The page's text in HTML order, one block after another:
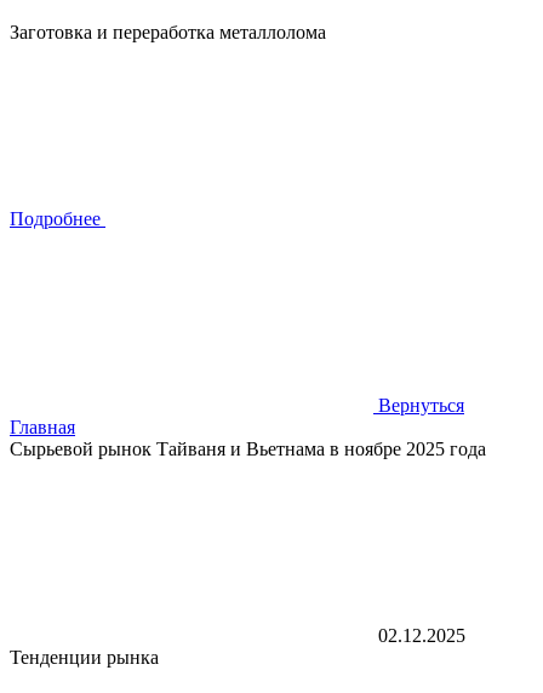
Заготовка и переработка металлолома
Подробнее
Вернуться
Главная
Сырьевой рынок Тайваня и Вьетнама в ноябре 2025 года
02.12.2025
Тенденции рынка